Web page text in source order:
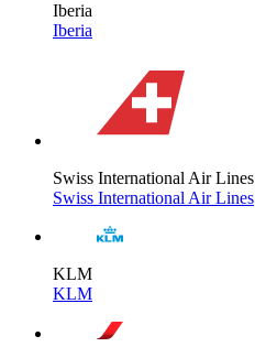
Iberia
Iberia
Swiss International Air Lines
Swiss International Air Lines
KLM
KLM